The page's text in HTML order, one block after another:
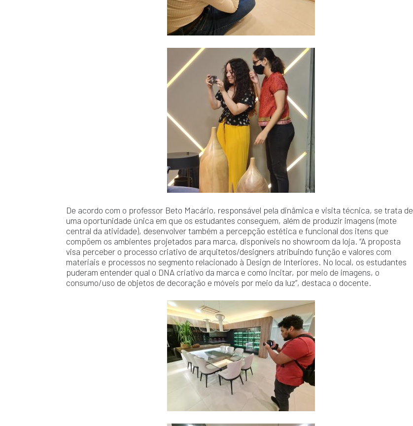
De acordo com o professor Beto Macário, responsável pela dinâmica e visita técnica, se trata de
uma oportunidade única em que os estudantes conseguem, além de produzir imagens (mote
central da atividade), desenvolver também a percepção estética e funcional dos itens que
compõem os ambientes projetados para marca, disponíveis no showroom da loja. “A proposta
visa perceber o processo criativo de arquitetos/designers atribuindo função e valores com
materiais e processos no segmento relacionado à Design de Interiores. No local, os estudantes
puderam entender qual o DNA criativo da marca e como incitar, por meio de imagens, o
consumo/uso de objetos de decoração e móveis por meio da luz”, destaca o docente.